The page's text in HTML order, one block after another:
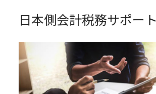
日本側会計税務サポート